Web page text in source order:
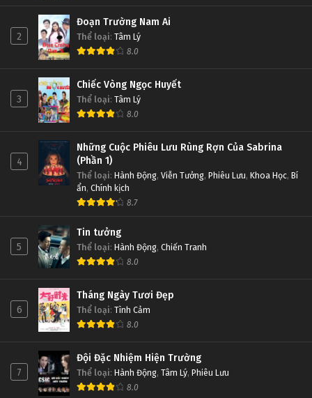
2
Đoạn Trường Nam Ai
Thể loại: Tâm Lý
8.0
3
Chiếc Vòng Ngọc Huyết
Thể loại: Tâm Lý
8.0
4
Những Cuộc Phiêu Lưu Rùng Rợn Của Sabrina
(Phần 1)
Thể loại: Hành Động, Viễn Tưởng, Phiêu Lưu, Khoa Học, Bí
ẩn, Chính kịch
8.7
5
Tin tưởng
Thể loại: Hành Động, Chiến Tranh
8.0
6
Tháng Ngày Tươi Đẹp
Thể loại: Tình Cảm
8.0
7
Đội Đặc Nhiệm Hiện Trường
Thể loại: Hành Động, Tâm Lý, Phiêu Lưu
8.0